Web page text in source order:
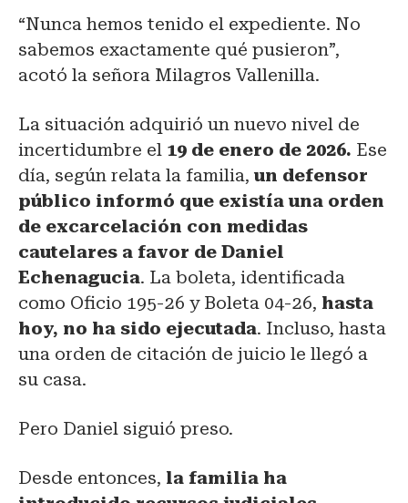
“Nunca hemos tenido el expediente. No
sabemos exactamente qué pusieron”,
acotó la señora Milagros Vallenilla.
La situación adquirió un nuevo nivel de
incertidumbre el 19 de enero de 2026. Ese
día, según relata la familia, un defensor
público informó que existía una orden
de excarcelación con medidas
cautelares a favor de Daniel
Echenagucia. La boleta, identificada
como Oficio 195-26 y Boleta 04-26, hasta
hoy, no ha sido ejecutada. Incluso, hasta
una orden de citación de juicio le llegó a
su casa.
Pero Daniel siguió preso.
Desde entonces, la familia ha